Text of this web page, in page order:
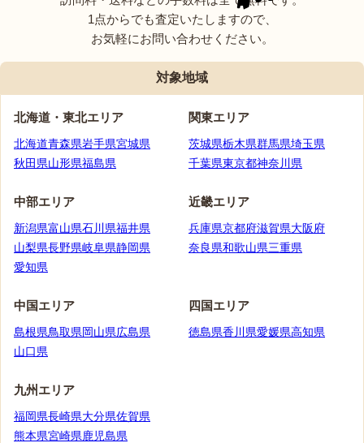
1点からでも査定いたしますので、
お気軽にお問い合わせください。
対象地域
北海道・ 東北エリア
北海道青森県岩手県宮城県
秋田県山形県福島県
関東エリア
茨城県栃木県群馬県埼玉県
千葉県東京都神奈川県
中部エリア
新潟県富山県石川県福井県
山梨県長野県岐阜県静岡県
愛知県
近畿エリア
兵庫県京都府滋賀県大阪府
奈良県和歌山県三重県
中国エリア
島根県鳥取県岡山県広島県
山口県
四国エリア
徳島県香川県愛媛県高知県
九州エリア
福岡県長崎県大分県佐賀県
熊本県宮崎県鹿児島県